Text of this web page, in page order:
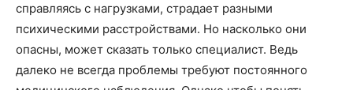
о
справляясь с нагрузками, страдает разными
психическими расстройствами. Но насколько они
опасны, может сказать только специалист. Ведь
далеко не всегда проблемы требуют постоянного